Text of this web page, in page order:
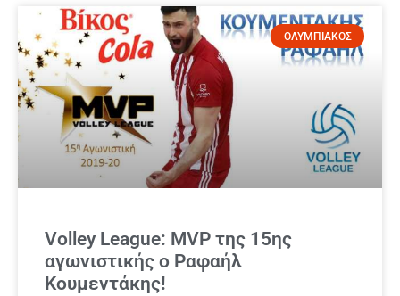
ΟΛΥΜΠΙΑΚΟΣ
Volley League: MVP της 15ης
αγωνιστικής ο Ραφαήλ
Κουμεντάκης!